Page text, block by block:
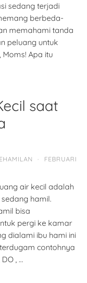
sedang terjadi
berbeda-
memahami tanda
peluang untuk
Moms! Apa itu
saat
·
FEBRUARI
air kecil adalah
hamil.
bisa
pergi ke kamar
dialami ibu hami ini
contohnya
, …